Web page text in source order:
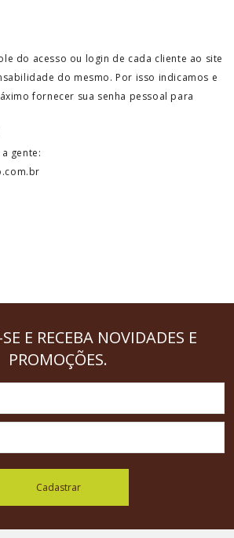
do acesso ou login de cada cliente ao site
do mesmo. Por isso indicamos e
fornecer sua senha pessoal para
gente:
E RECEBA NOVIDADES E
PROMOÇÕES.
Cadastrar